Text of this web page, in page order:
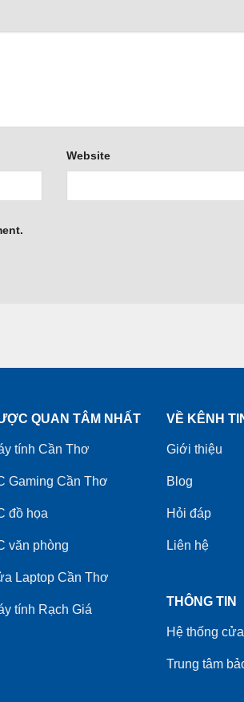
Website
QUAN TÂM NHẤT
tính Cần Thơ
Gaming Cần Thơ
đồ họa
văn phòng
Laptop Cần Thơ
tính Rạch Giá
VỀ KÊNH
Giới thiệu
Blog
Hỏi đáp
Liên hệ
THÔNG TIN
Hệ thống
Trung tâm